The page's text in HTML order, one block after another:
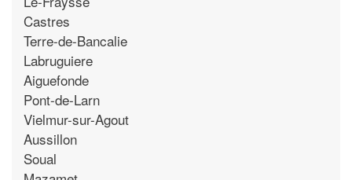
Castres
Terre-de-Bancalie
Labruguiere
Aiguefonde
Pont-de-Larn
Vielmur-sur-Agout
Aussillon
Soual